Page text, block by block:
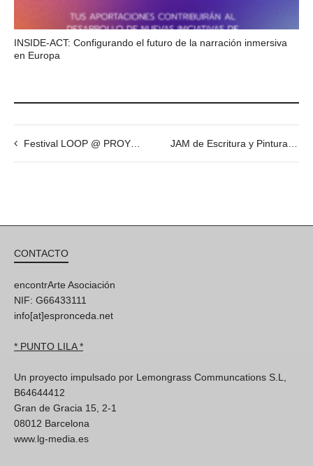
INSIDE-ACT: Configurando el futuro de la narración inmersiva
en Europa
Festival LOOP @ PROYECTO DE ESPRONCEDA
CONTACTO
encontrArte Asociación
NIF: G66433111
info[at]espronceda.net
* PUNTO LILA *
Un proyecto impulsado por Lemongrass Communcations S.L,
B64644412
Gran de Gracia 15, 2-1
08012 Barcelona
www.lg-media.es